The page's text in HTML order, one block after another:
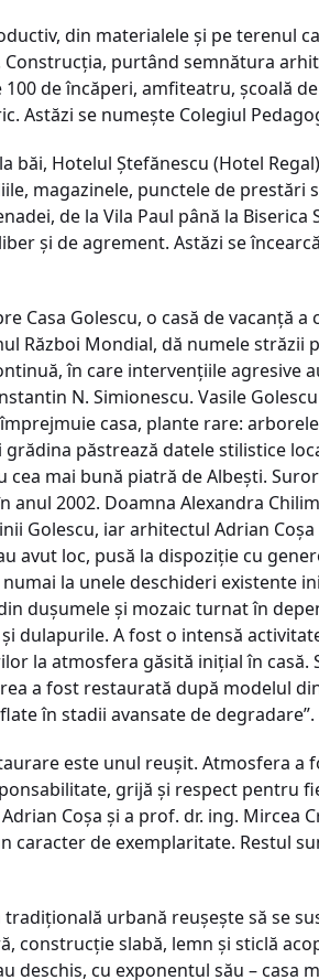
din materialele şi pe terenul
purtând semnătura
de încăperi, amfiteatru, şcoală
Astăzi se numeşte Colegiul
băi, Hotelul Ştefănescu (Hotel
magazinele, punctele de prestări
de la Vila Paul până la
şi de agrement. Astăzi se
Casa Golescu, o casă de vacanţă
Război Mondial, dă numele străzii
în care intervenţiile agresive
N. Simionescu. Vasile
casa, plante rare:
păstrează datele stilistice
mai bună piatră de Albeşti.
anul 2002. Doamna Alexandra
Golescu, iar arhitectul Adrian
avut loc, pusă la dispoziţie cu
la unele deschideri existente
duşumele şi mozaic turnat în
dulapurile. A fost o intensă
la atmosfera găsită iniţial în
a fost restaurată după modelul
în stadii avansate de degradare”.
este unul reuşit. Atmosfera
grijă şi respect pentru
Coşa şi a prof. dr. ing. Mircea
caracter de exemplaritate. Restul
tradiţională urbană reuşeşte să se
construcţie slabă, lemn şi sticlă
deschis, cu exponentul său – casa